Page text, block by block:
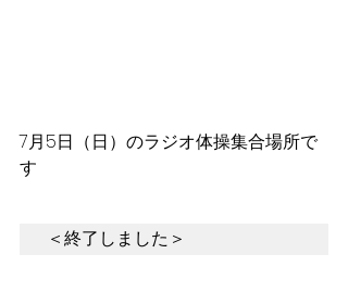
7月5日（日）のラジオ体操集合場所で
す
＜終了しました＞